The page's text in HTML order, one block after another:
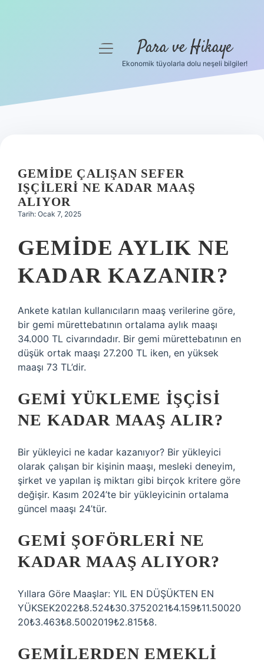
Hakkımızda
menüyü
Para ve Hikaye
Ekonomik tüyolarla dolu neşeli bilgiler!
GEMIDE ÇALIŞAN SEFER
IŞÇILERI NE KADAR MAAŞ
ALIYOR
Tarih: Ocak 7, 2025
GEMIDE AYLIK NE
KADAR KAZANIR?
Ankete katılan kullanıcıların maaş verilerine göre,
bir gemi mürettebatının ortalama aylık maaşı
34.000 TL civarındadır. Bir gemi mürettebatının en
düşük ortak maaşı 27.200 TL iken, en yüksek
maaşı 73 TL’dir.
GEMI YÜKLEME IŞÇISI
NE KADAR MAAŞ ALIR?
Bir yükleyici ne kadar kazanıyor? Bir yükleyici
olarak çalışan bir kişinin maaşı, mesleki deneyim,
şirket ve yapılan iş miktarı gibi birçok kritere göre
değişir. Kasım 2024’te bir yükleyicinin ortalama
güncel maaşı 24’tür.
GEMI ŞOFÖRLERI NE
KADAR MAAŞ ALIYOR?
Yıllara Göre Maaşlar: YIL EN DÜŞÜKTEN EN
YÜKSEK2022₺8.524₺30.3752021₺4.159₺11.50020
20₺3.463₺8.5002019₺2.815₺8.
GEMILERDEN EMEKLI